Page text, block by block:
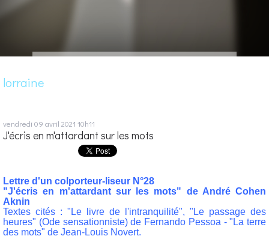
lorraine
vendredi 09 avril 2021 10h11
J'écris en m'attardant sur les mots
Lettre d'un colporteur-liseur N°28
"J'écris en m'attardant sur les mots" de André Cohen
Aknin
Textes cités : "Le livre de l'intranquilité", "Le passage des
heures" (Ode sensationniste) de Fernando Pessoa - "La terre
des mots" de Jean-Louis Novert.